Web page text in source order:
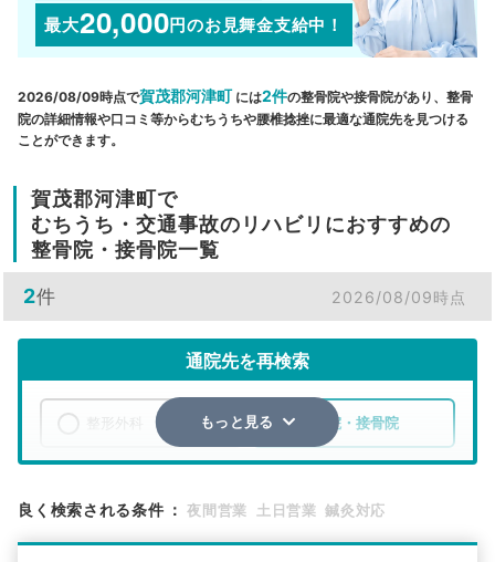
最大20,000円のお見舞金支給中！
2026/08/09時点で賀茂郡河津町 には2件の整骨院や接骨院があり、整骨
院の詳細情報や口コミ等からむちうちや腰椎捻挫に最適な通院先を見つける
ことができます。
賀茂郡河津町で
むちうち・交通事故のリハビリにおすすめの
整骨院・接骨院一覧
2件 2026/08/09時点
通院先を再検索
整骨院・接骨院
検索する
もっと見る
良く検索される条件 ： 夜間営業 土日営業 鍼灸対応